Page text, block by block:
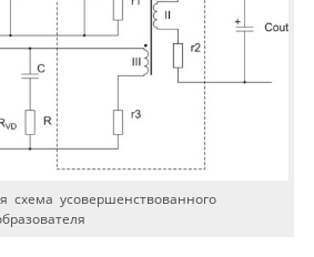
схема усовершенствованного